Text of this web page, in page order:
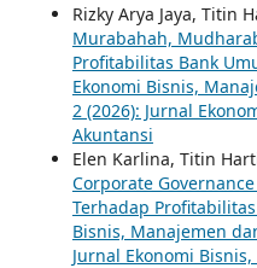
Rizky Arya Jaya, Titin
Murabahah,
Profitabilitas Bank
Ekonomi Bisnis,
2 (2026): Jurnal
Akuntansi
Elen Karlina, Titin
Corporate
Terhadap
Bisnis, Manajemen
Jurnal Ekonomi